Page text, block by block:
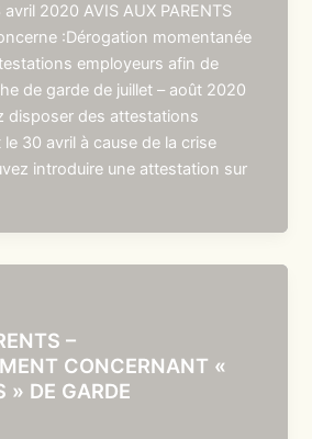
2020 AVIS AUX PARENTS
:Dérogation momentanée
employeurs afin de
de garde de juillet – août 2020
disposer des attestations
30 avril à cause de la crise
introduire une attestation sur
–
CONCERNANT «
» DE GARDE